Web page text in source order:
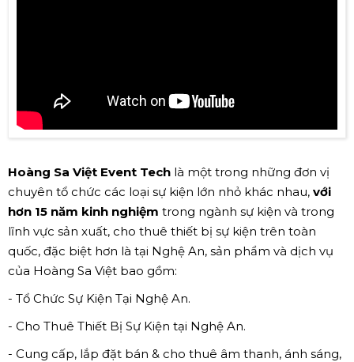
Hoàng Sa Việt Event Tech là một trong những đơn vị
chuyên tổ chức các loại sự kiện lớn nhỏ khác nhau, với
hơn 15 năm kinh nghiệm trong ngành sự kiện và trong
lĩnh vực sản xuất, cho thuê thiết bị sự kiện trên toàn
quốc, đặc biệt hơn là tại Nghệ An, sản phẩm và dịch vụ
của Hoàng Sa Việt bao gồm:
- Tổ Chức Sự Kiện Tại Nghệ An.
- Cho Thuê Thiết Bị Sự Kiện tại Nghệ An.
- Cung cấp, lắp đặt bán & cho thuê âm thanh, ánh sáng,